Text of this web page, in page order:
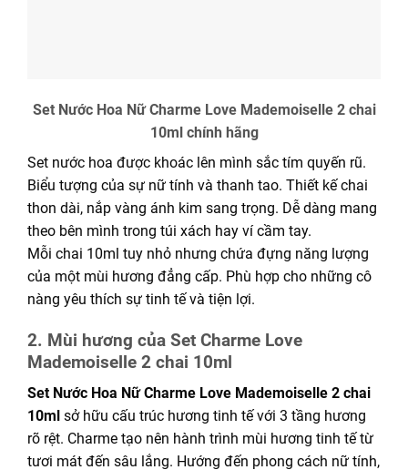
Set Nước Hoa Nữ Charme Love Mademoiselle 2 chai
10ml chính hãng
Set nước hoa được khoác lên mình sắc tím quyến rũ.
Biểu tượng của sự nữ tính và thanh tao. Thiết kế chai
thon dài, nắp vàng ánh kim sang trọng. Dễ dàng mang
theo bên mình trong túi xách hay ví cầm tay.
Mỗi chai 10ml tuy nhỏ nhưng chứa đựng năng lượng
của một mùi hương đẳng cấp. Phù hợp cho những cô
nàng yêu thích sự tinh tế và tiện lợi.
2. Mùi hương của Set Charme Love
Mademoiselle 2 chai 10ml
Set Nước Hoa Nữ Charme Love Mademoiselle 2 chai
10ml sở hữu cấu trúc hương tinh tế với 3 tầng hương
rõ rệt. Charme tạo nên hành trình mùi hương tinh tế từ
tươi mát đến sâu lắng. Hướng đến phong cách nữ tính,